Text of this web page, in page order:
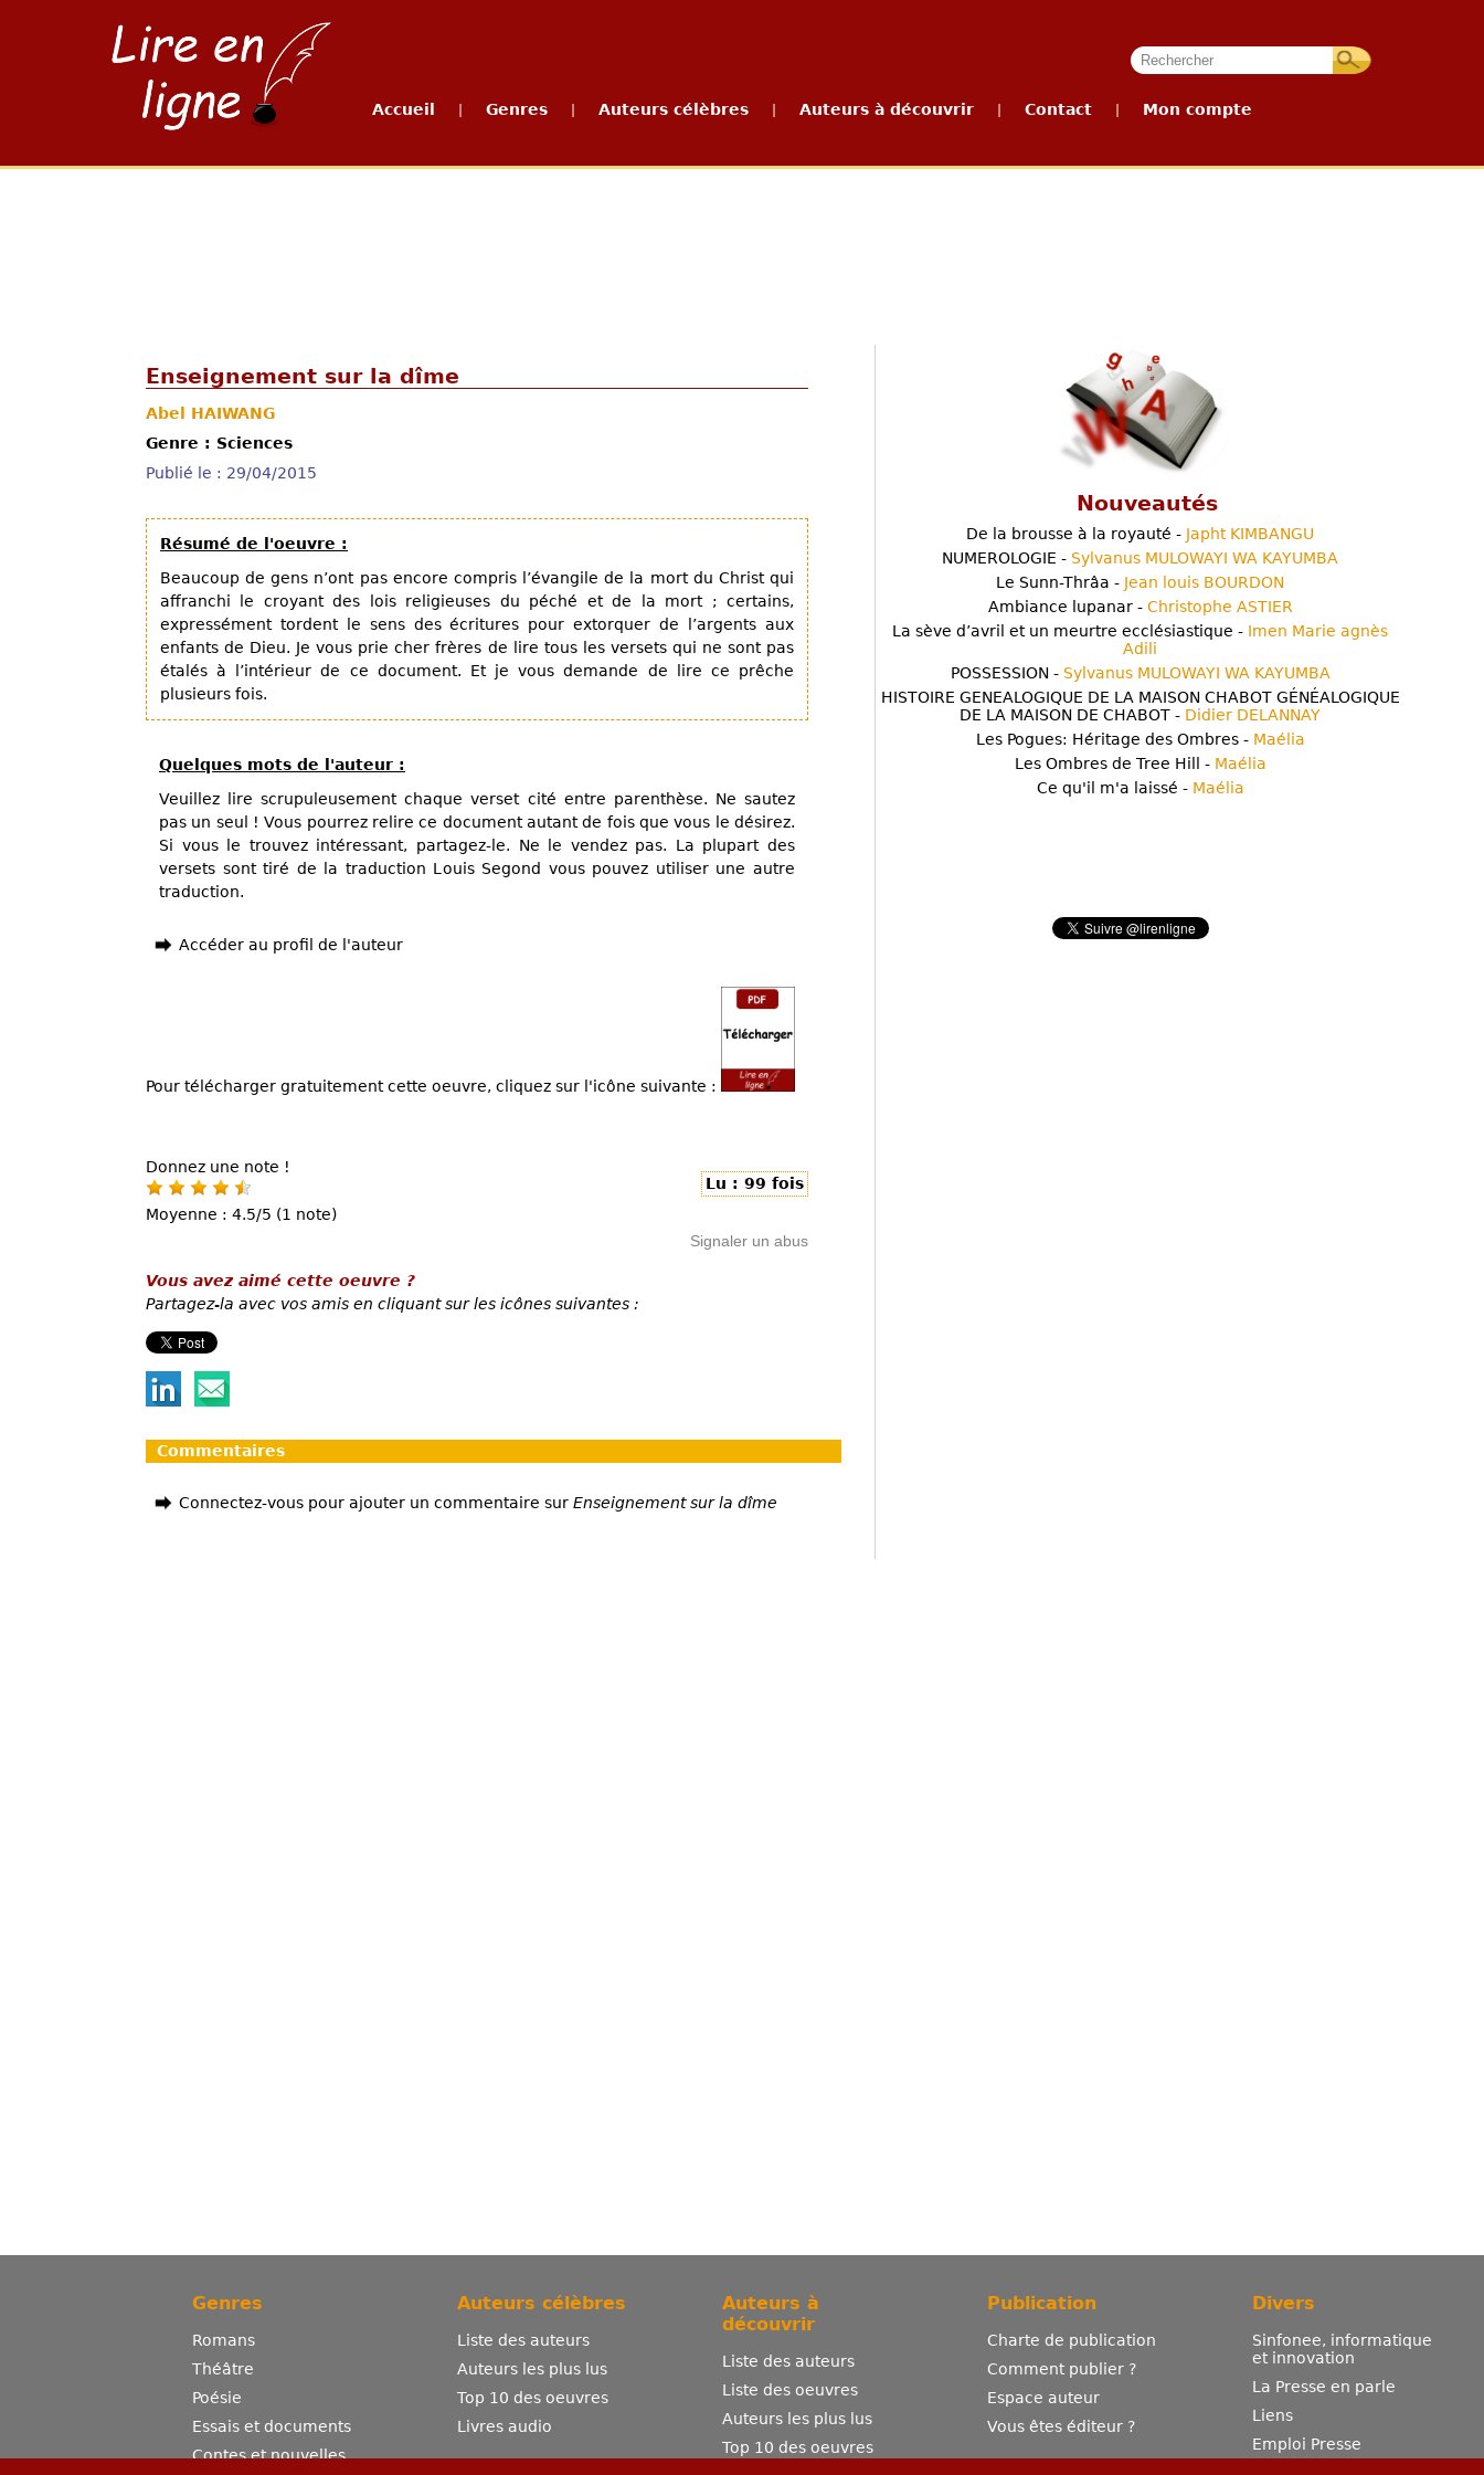
Accueil Genres Auteurs célèbres Auteurs à découvrir Contact Mon compte
Enseignement sur la dîme
Abel HAIWANG
Genre : Sciences
Publié le : 29/04/2015
Résumé de l'oeuvre :
Beaucoup de gens n’ont pas encore compris l’évangile de la mort du Christ qui
affranchi le croyant des lois religieuses du péché et de la mort ; certains,
expressément tordent le sens des écritures pour extorquer de l’argents aux
enfants de Dieu. Je vous prie cher frères de lire tous les versets qui ne sont pas
étalés à l’intérieur de ce document. Et je vous demande de lire ce prêche
plusieurs fois.
Quelques mots de l'auteur :
Veuillez lire scrupuleusement chaque verset cité entre parenthèse. Ne sautez
pas un seul ! Vous pourrez relire ce document autant de fois que vous le désirez.
Si vous le trouvez intéressant, partagez-le. Ne le vendez pas. La plupart des
versets sont tiré de la traduction Louis Segond vous pouvez utiliser une autre
traduction.
Accéder au profil de l'auteur
Pour télécharger gratuitement cette oeuvre, cliquez sur l'icône suivante :
Donnez une note !
Moyenne : 4.5/5 (1 note)
Lu : 99 fois
Signaler un abus
Vous avez aimé cette oeuvre ?
Partagez-la avec vos amis en cliquant sur les icônes suivantes :
Commentaires
Connectez-vous pour ajouter un commentaire sur Enseignement sur la dîme
Nouveautés
De la brousse à la royauté - Japht KIMBANGU
NUMEROLOGIE - Sylvanus MULOWAYI WA KAYUMBA
Le Sunn-Thrâa - Jean louis BOURDON
Ambiance lupanar - Christophe ASTIER
La sève d’avril et un meurtre ecclésiastique - Imen Marie agnès
Adili
POSSESSION - Sylvanus MULOWAYI WA KAYUMBA
HISTOIRE GENEALOGIQUE DE LA MAISON CHABOT GÉNÉALOGIQUE
DE LA MAISON DE CHABOT - Didier DELANNAY
Les Pogues: Héritage des Ombres - Maélia
Les Ombres de Tree Hill - Maélia
Ce qu'il m'a laissé - Maélia
Genres
Romans
Théâtre
Poésie
Essais et documents
Contes et nouvelles
Auteurs célèbres
Liste des auteurs
Auteurs les plus lus
Top 10 des oeuvres
Livres audio
Auteurs à
découvrir
Liste des auteurs
Liste des oeuvres
Auteurs les plus lus
Top 10 des oeuvres
Publication
Charte de publication
Comment publier ?
Espace auteur
Vous êtes éditeur ?
Divers
Sinfonee, informatique
et innovation
La Presse en parle
Liens
Emploi Presse